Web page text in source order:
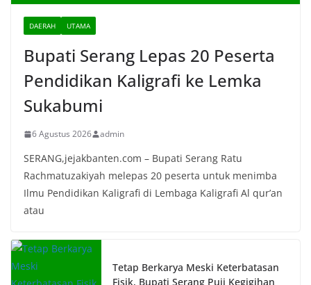
DAERAH UTAMA
Bupati Serang Lepas 20 Peserta
Pendidikan Kaligrafi ke Lemka
Sukabumi
6 Agustus 2026 admin
SERANG,jejakbanten.com – Bupati Serang Ratu
Rachmatuzakiyah melepas 20 peserta untuk menimba
Ilmu Pendidikan Kaligrafi di Lembaga Kaligrafi Al qur’an
atau
Tetap Berkarya Meski Keterbatasan
Fisik, Bupati Serang Puji Kegigihan